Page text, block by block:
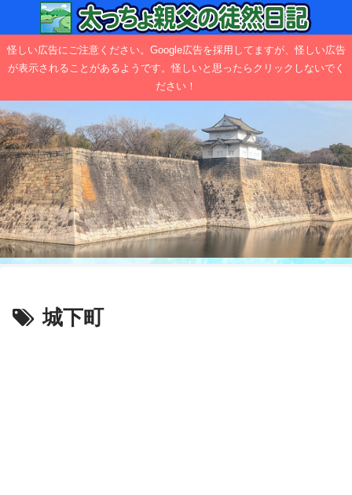
怪しい広告にご注意ください。Google広告を採用してますが、怪しい広告
が表示されることがあるようです。怪しいと思ったらクリックしないでく
ださい！
城下町